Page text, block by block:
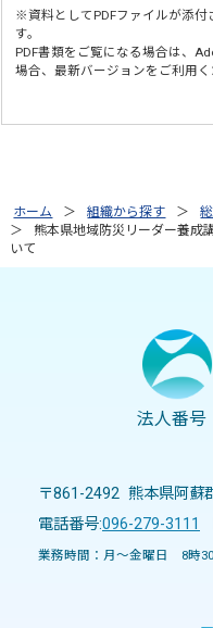
※資料としてPDFファイルが添付
す。
PDF書類をご覧になる場合は、
場合、最新バージョンをご利用く
ホーム 組織から探す
熊本県地域防災リーダー養成
いて
法人番
〒861-2492 熊本県阿蘇
電話番号:096-279-3111
業務時間：月～金曜日 8時30